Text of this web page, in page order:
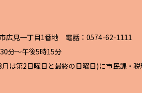
広見一丁目1番地 電話：0574-62-1111
分～午後5時15分
は第2日曜日と最終の日曜日)に市民課・税